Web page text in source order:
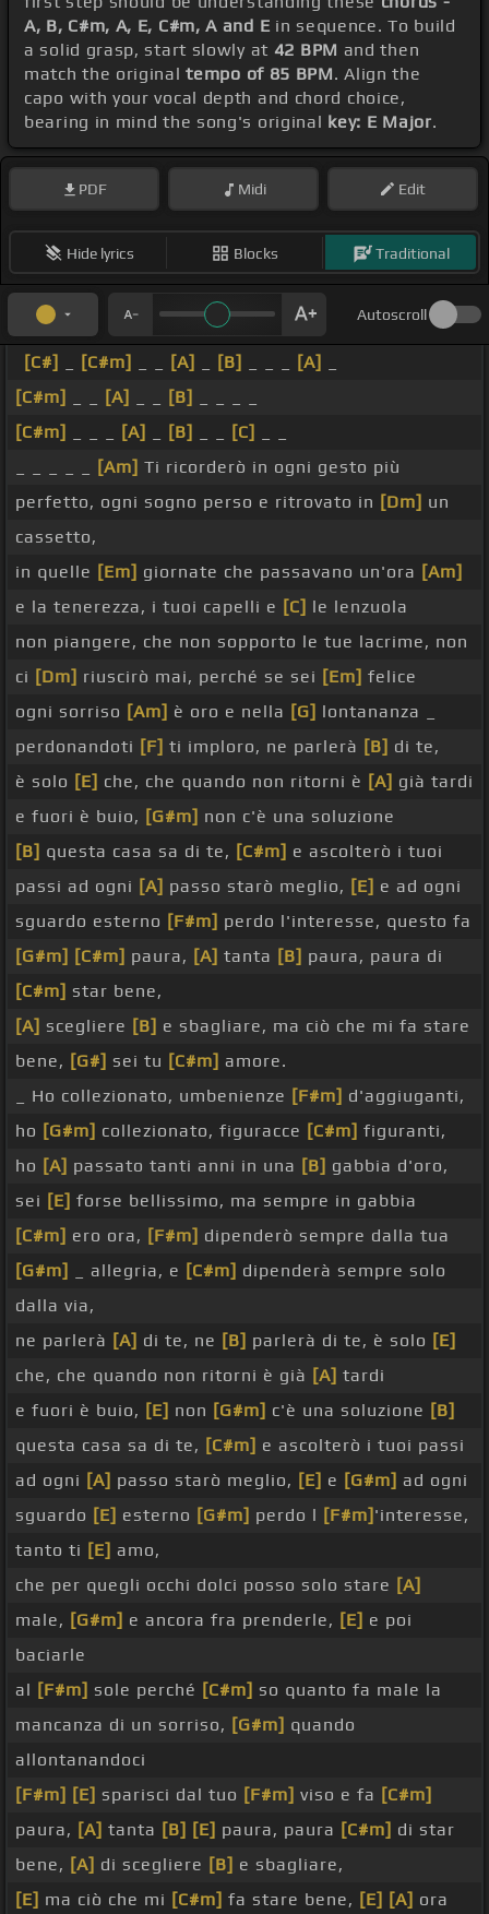
A, B, C#m, A, E, C#m, A and E in sequence. To build
a solid grasp, start slowly at 42 BPM and then
match the originaltempo of 85 BPM. Align the
capo with your vocal depth and chord choice,
bearing in mind the song's original key: E Major.
PDF Midi Edit
Hide lyrics Blocks Traditional
Autoscroll
[C#] [C#m] [A] [B] [A]
[C#m]
[A] [B]
[C#m]
[A] [B] [C]
[Am] Ti ricorderò in ogni gesto più
perfetto, ogni sogno perso e ritrovato in [Dm] un
cassetto,
in quelle [Em] giornate che passavano un'ora [Am]
e la tenerezza, i tuoi capelli e [C] le lenzuola
non piangere, che non sopporto le tue lacrime, non
ci [Dm] riuscirò mai, perché se sei [Em] felice
ogni sorriso [Am] è oro e nella [G] lontananza _
perdonandoti [F] ti imploro, ne parlerà [B] di te,
è solo [E] che, che quando non ritorni è [A] già tardi
e fuori è buio, [G#m] non c'è una soluzione
[B] questa casa sa di te, [C#m] e ascolterò i tuoi
passi ad ogni [A] passo starò meglio, [E] e ad ogni
sguardo esterno [F#m] perdo l'interesse, questo fa
[G#m] [C#m] paura, [A] tanta [B] paura, paura di
[C#m] star bene,
[A] scegliere [B] e sbagliare, ma ciò che mi fa stare
bene, [G#] sei tu [C#m] amore.
_ Ho collezionato, umbenienze [F#m] d'aggiuganti,
ho [G#m] collezionato, figuracce [C#m] figuranti,
ho [A] passato tanti anni in una [B] gabbia d'oro,
sei [E] forse bellissimo, ma sempre in gabbia
[C#m] ero ora, [F#m] dipenderò sempre dalla tua
[G#m]
_ allegria, e [C#m] dipenderà sempre solo
dalla via,
ne parlerà [A] di te, ne [B] parlerà di te, è solo [E]
che, che quando non ritorni è già [A] tardi
e fuori è buio, [E] non [G#m] c'è una soluzione [B]
questa casa sa di te, [C#m] e ascolterò i tuoi passi
ad ogni [A] passo starò meglio, [E] e [G#m] ad ogni
sguardo [E] esterno [G#m] perdo l [F#m] 'interesse,
tanto ti [E] amo,
che per quegli occhi dolci posso solo stare [A]
male, [G#m] e ancora fra prenderle, [E] e poi
baciarle
al [F#m] sole perché [C#m] so quanto fa male la
mancanza di un sorriso, [G#m] quando
allontanandoci
[F#m] [E] sparisci dal tuo [F#m] viso e fa [C#m]
paura, [A] tanta [B] [E] paura, paura [C#m] di star
bene, [A] di scegliere [B] e sbagliare,
[E] ma ciò che mi [C#m] fa stare bene, [E] [A] ora